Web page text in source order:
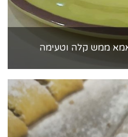
ממש קלה וטעימה